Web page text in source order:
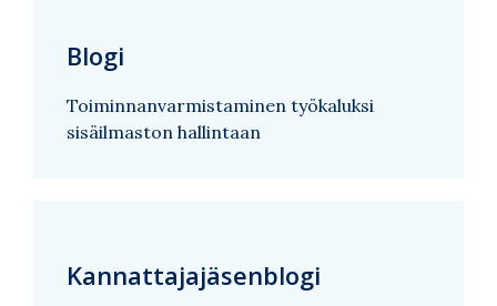
Blogi
Toiminnanvarmistaminen työkaluksi
sisäilmaston hallintaan
Kannattajajäsenblogi